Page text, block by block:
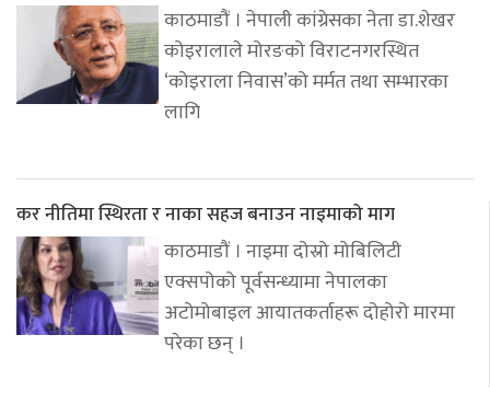
काठमाडौं । नेपाली कांग्रेसका नेता डा.शेखर
कोइरालाले मोरङको विराटनगरस्थित
‘कोइराला निवास’को मर्मत तथा सम्भारका
लागि
कर नीतिमा स्थिरता र नाका सहज बनाउन नाइमाको माग
काठमाडौं । नाइमा दोस्रो मोबिलिटी
एक्सपोको पूर्वसन्ध्यामा नेपालका
अटोमोबाइल आयातकर्ताहरू दोहोरो मारमा
परेका छन् ।